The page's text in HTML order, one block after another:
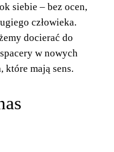
siebie – bez ocen,
człowieka.
docierać do
w nowych
które mają sens.